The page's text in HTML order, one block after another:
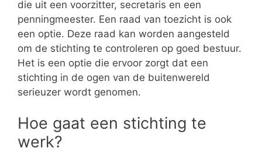
die uit een voorzitter, secretaris en een
penningmeester. Een raad van toezicht is ook
een optie. Deze raad kan worden aangesteld
om de stichting te controleren op goed bestuur.
Het is een optie die ervoor zorgt dat een
stichting in de ogen van de buitenwereld
serieuzer wordt genomen.
Hoe gaat een stichting te
werk?